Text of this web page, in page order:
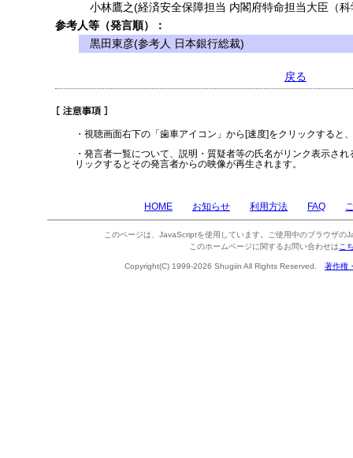
小林鷹之(経済安全保障担当 内閣府特命担当大臣（
参考人等（発言順）：
黒田東彦(参考人 日本銀行総裁)
戻る
・視聴画面右下の「歯車アイコン」から[速度]をクリックすると
・発言者一覧について、説明・質疑者等の氏名がリンク表示さ
リックするとその発言者からの映像が再生されます。
HOME お知らせ 利用方法 FAQ
このページは、JavaScriptを使用しています。ご使用中のブラウザの
このホームページに関するお問い合わせは こ
Copyright(C) 1999-2026 Shugiin All Rights Reserved. 著作権